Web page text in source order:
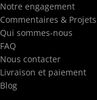
Notre engagement
Commentaires & Projets
Qui sommes-nous
FAQ
Nous contacter
Livraison et paiement
Blog